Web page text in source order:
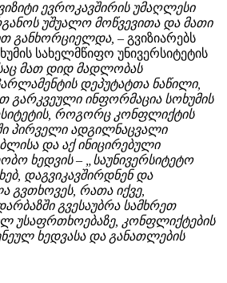
ევროკავშირის უმაღლესი
უშუალო მოწვევითა და მათი
განხორციელდა, – გვიზიარებს
სახელმწიფო უნივერსიტეტის
მათ დიდ მადლობას
დეპუტატთა ნაწილი,
გარკვეული ინფორმაცია სოხუმის
როგორც კონფლიქტის
პირველი ადგილნაცვალი
და აქ ინიცირებული
ხედვის – „საუნივერსიტეტო
დაგვიკავშირდნენ და
გვთხოვეს, რათა იქვე,
გვესაუბრა სამხრეთ
უსაფრთხოებაზე, კონფლიქტების
ხედვასა და განათლების